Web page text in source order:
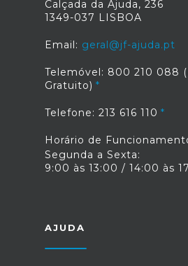
Calçada da Ajuda, 236
1349-037 LISBOA
Email: geral@jf-ajuda.pt
Telemóvel: 800 210 088
Gratuito)
Telefone: 213 616 110
Horário de
Segunda a Sexta:
9:00 às 13:00 / 14:00 às
AJUDA